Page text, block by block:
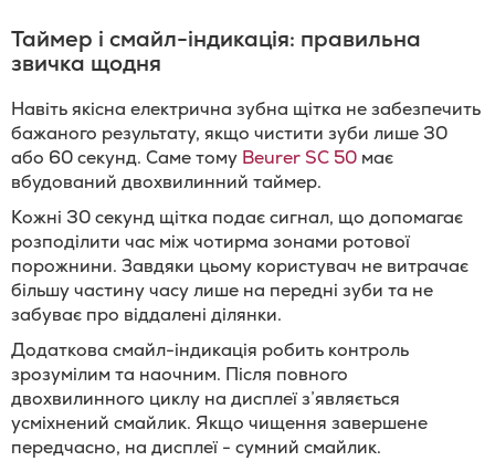
Таймер і смайл-індикація: правильна
звичка щодня
Навіть якісна електрична зубна щітка не забезпечить
бажаного результату, якщо чистити зуби лише 30
або 60 секунд. Саме тому Beurer SC 50 має
вбудований двохвилинний таймер.
Кожні 30 секунд щітка подає сигнал, що допомагає
розподілити час між чотирма зонами ротової
порожнини. Завдяки цьому користувач не витрачає
більшу частину часу лише на передні зуби та не
забуває про віддалені ділянки.
Додаткова смайл-індикація робить контроль
зрозумілим та наочним. Після повного
двохвилинного циклу на дисплеї з’являється
усміхнений смайлик. Якщо чищення завершене
передчасно, на дисплеї - сумний смайлик.